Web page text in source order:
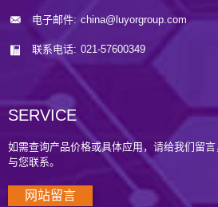
电子邮件: china@luyorgroup.com
联系电话: 021-57600349
SERVICE
如需查询产品价格或具体应用，请给我们留
与您联系。
网站留言